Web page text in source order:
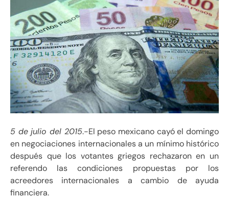
5 de julio del 2015.-El peso mexicano cayó el domingo
en negociaciones internacionales a un mínimo histórico
después que los votantes griegos rechazaron en un
referendo las condiciones propuestas por los
acreedores internacionales a cambio de ayuda
financiera.